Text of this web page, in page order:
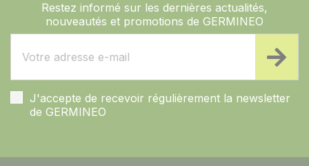
Restez informé sur les dernières actualités,
nouveautés et promotions de GERMINEO
J'accepte de recevoir régulièrement la newsletter
de GERMINEO